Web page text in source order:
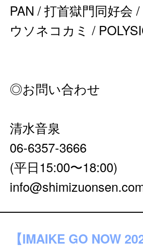
PAN / 打⾸獄⾨同好会
ウソネコカミ /
◎お問い合わせ
清⽔⾳泉
06-6357-3666
(平⽇15:00〜18:00)
【IMAIKE GO NOW